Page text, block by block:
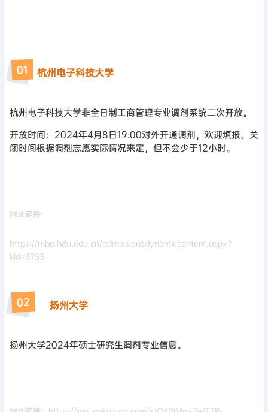
01 杭州电子科技大学
杭州电子科技大学非全日制工商管理专业调剂系统二次开放。
开放时间：2024年4月8日19:00对外开通调剂，欢迎填报。关
闭时间根据调剂志愿实际情况来定，但不会少于12小时。
网址链接：
https://mba.hdu.edu.cn/admissionsdynamiccontent.aspx?
kid=3753
02 扬州大学
扬州大学2024年硕士研究生调剂专业信息。